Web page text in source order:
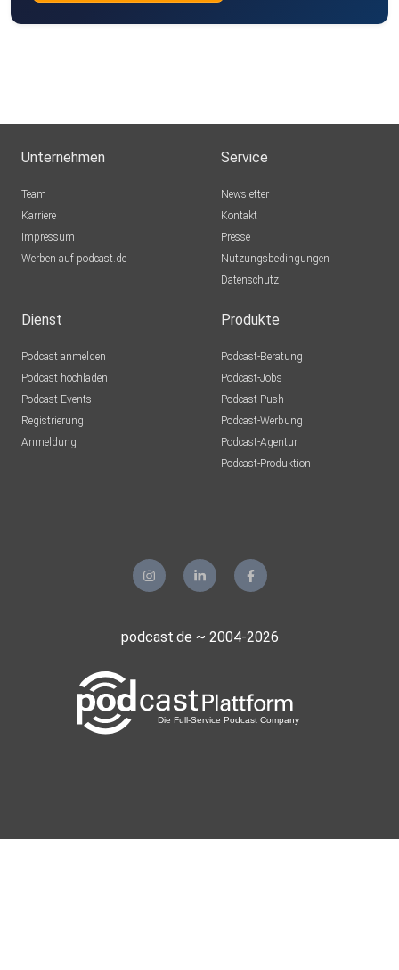
Unternehmen
Team
Karriere
Impressum
Werben auf podcast.de
Service
Newsletter
Kontakt
Presse
Nutzungsbedingungen
Datenschutz
Dienst
Podcast anmelden
Podcast hochladen
Podcast-Events
Registrierung
Anmeldung
Produkte
Podcast-Beratung
Podcast-Jobs
Podcast-Push
Podcast-Werbung
Podcast-Agentur
Podcast-Produktion
podcast.de ~ 2004-2026